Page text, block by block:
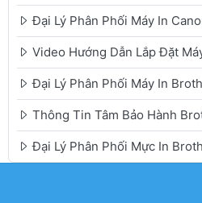
Đại Lý Phân Phối Máy In
Video Hướng Dẫn Lắp Đặt
Đại Lý Phân Phối Máy In
Thông Tin Tâm Bảo Hành
Đại Lý Phân Phối Mực In